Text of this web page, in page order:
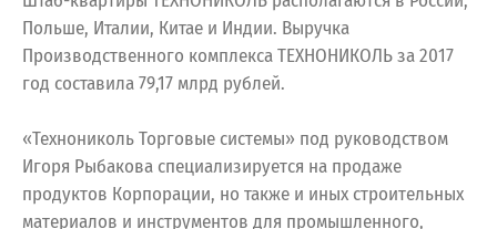
Польше, Италии, Китае и Индии. Выручка
Производственного комплекса ТЕХНОНИКОЛЬ за 2017
год составила 79,17 млрд рублей.
«Технониколь Торговые системы» под руководством
Игоря Рыбакова специализируется на продаже
продуктов Корпорации, но также и иных строительных
материалов и инструментов для промышленного,